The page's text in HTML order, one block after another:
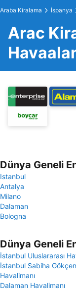
Araba Kiralama İspanya
Arac
Dünya Geneli
Istanbul
Antalya
Milano
Dalaman
Bologna
Dünya Geneli
İstanbul Uluslararası
İstanbul Sabiha Gökçen
Havalimanı
Dalaman Havalimanı